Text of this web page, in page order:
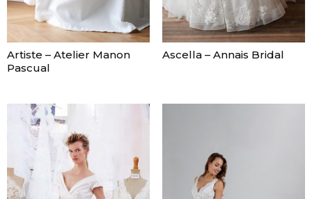
Artiste – Atelier Manon
Pascual
Ascella – Annais Bridal